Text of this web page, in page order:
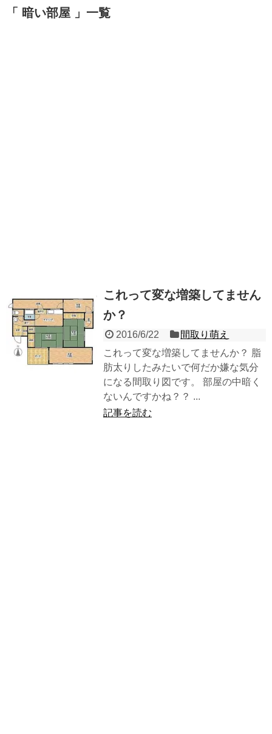
「 暗い部屋 」一覧
これって変な増築してません
か？
2016/6/22
間取り萌え
これって変な増築してませんか？ 脂
肪太りしたみたいで何だか嫌な気分
になる間取り図です。 部屋の中暗く
ないんですかね？？ ...
記事を読む